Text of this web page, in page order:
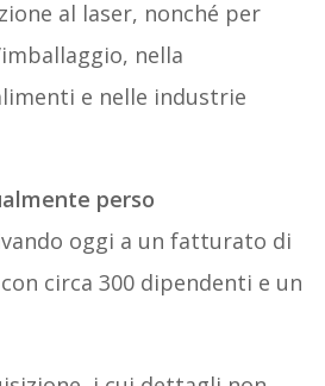
al laser, nonché per
nella
e nelle industrie
perso
oggi a un fatturato di
circa 300 dipendenti e un